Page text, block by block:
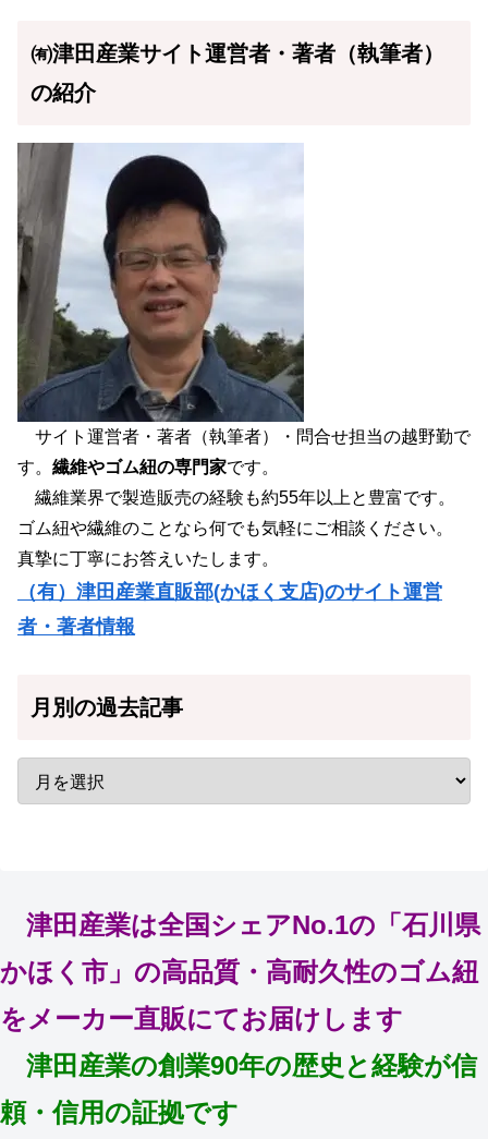
㈲津田産業サイト運営者・著者（執筆者）
の紹介
サイト運営者・著者（執筆者）・問合せ担当の越野勤で
す。 繊維やゴム紐の専門家です。
繊維業界で製造販売の経験も約55年以上と豊富です。
ゴム紐や繊維のことなら何でも気軽にご相談ください。
真摯に丁寧にお答えいたします。
（有）津田産業直販部(かほく支店)のサイト運営
者・著者情報
月別の過去記事
津田産業は全国シェアNo.1の「石川県
かほく市」の高品質・高耐久性のゴム紐
をメーカー直販にてお届けします
津田産業の創業90年の歴史と経験が信
頼・信用の証拠です